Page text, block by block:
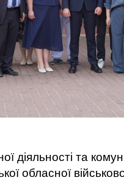
діяльності та
обласної